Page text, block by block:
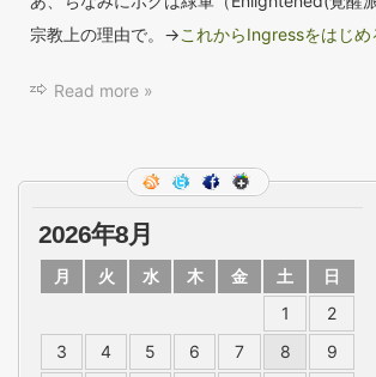
宗教上の理由で。→これからIngressをはじ
Read more »
2026年8月
月 火 水 木 金 土
日
1
2
3
4 5 6 7 8
9